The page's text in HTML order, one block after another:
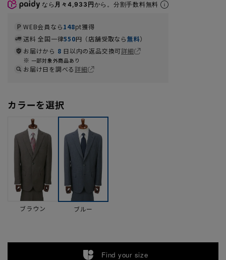
なら 月々4,933円から。分割手数料無料
WEB会員なら148pt獲得
送料 全国一律550円（店舗受取なら無料）
お届けから 8 日以内の返品交換可詳細
一部対象外商品あり
お届け日を調べる詳細
カラーを選択
ブラウン ブルー
Find your size